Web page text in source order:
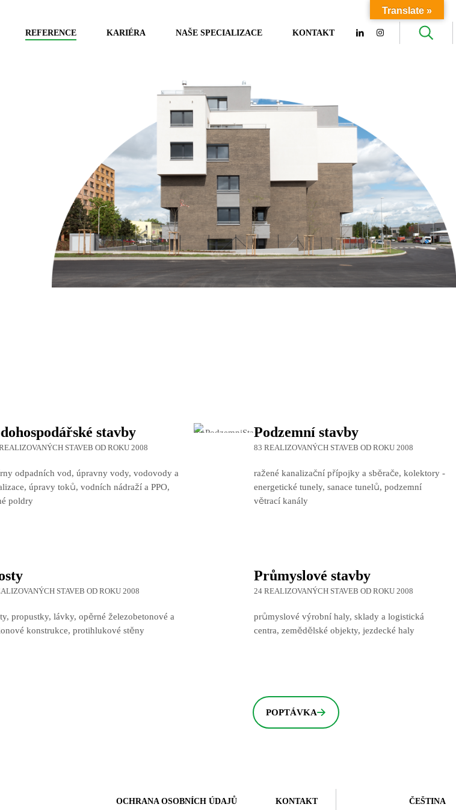
REFERENCE KARIÉRA NAŠE SPECIALIZACE KONTAKT
stavby
STAVEB OD ROKU 2008
odpadních vod, úpravny vody, vodovody a
úpravy toků, vodních nádraží a PPO,
poldry
Podzemní stavby
83 REALIZOVANÝCH STAVEB OD ROKU 2008
ražené kanalizační přípojky a sběrače, kolektory -
energetické tunely, sanace tunelů, podzemní
větrací kanály
STAVEB OD ROKU 2008
propustky, lávky, opěrné železobetonové a
konstrukce, protihlukové stěny
Průmyslové stavby
24 REALIZOVANÝCH STAVEB OD ROKU 2008
průmyslové výrobní haly, sklady a logistická
centra, zemědělské objekty, jezdecké haly
POPTÁVKA
OCHRANA OSOBNÍCH ÚDAJŮ KONTAKT ČEŠTINA
Translate »